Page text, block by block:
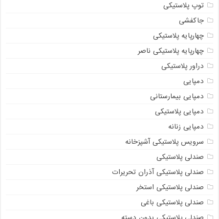
توپ پلاستیکی
جاکفشی
چهارپایه پلاستیکی
چهارپایه پلاستیکی ناصر
دراور پلاستیکی
دمپایی
دمپایی بیمارستانی
دمپایی پلاستیکی
دمپایی زنانه
سرویس پلاستیکی آشپزخانه
صندلی پلاستیکی
صندلی پلاستیکی آذران تحریرات
صندلی پلاستیکی استخر
صندلی پلاستیکی باغی